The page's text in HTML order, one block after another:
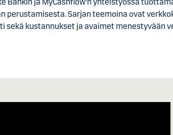
perustamisesta. Sarjan teemoina ovat
sekä kustannukset ja avaimet menestyvään